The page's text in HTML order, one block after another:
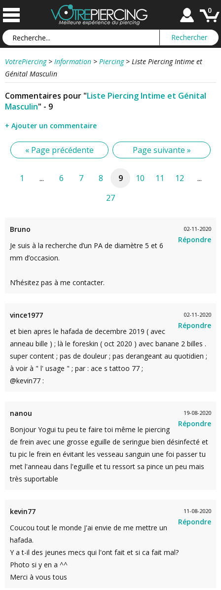
0
VotrePiercing > Information > Piercing > Liste Piercing Intime et
Génital Masculin
Commentaires pour "Liste Piercing Intime et Génital
Masculin" - 9
+ Ajouter un commentaire
« Page précédente Page suivante »
1 ... 6 7 8 9 10 11 12
...
27
02-11-2020
Répondre
Bruno
Je suis à la recherche d’un PA de diamètre 5 et 6
mm d’occasion.
N’hésitez pas à me contacter.
02-11-2020
Répondre
vince1977
et bien apres le hafada de decembre 2019 ( avec
anneau bille ) ; là le foreskin ( oct 2020 ) avec banane 2 billes .
super content ; pas de douleur ; pas derangeant au quotidien ;
à voir à " l' usage " ; par : ace s tattoo 77 ;
@kevin77 :
19-08-2020
Répondre
nanou
Bonjour Yogui tu peu te faire toi même le piercing
de frein avec une grosse eguille de seringue bien désinfecté et
tu pic le frein en évitant les vesseau sanguin une foi passer tu
met l'anneau dans l'eguille et tu ressort sa pince un peu mais
très suportable
11-08-2020
Répondre
kevin77
Coucou tout le monde J'ai envie de me mettre un
hafada.
Y a t-il des jeunes mecs qui l'ont fait et si ca fait mal?
Photo si y en a ^^
Merci à vous tous